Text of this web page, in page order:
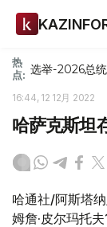
热
点: 选举-2026总
16:44, 12 12月 2022
哈萨克斯坦
哈通社/阿斯塔
姆詹·皮尔玛托